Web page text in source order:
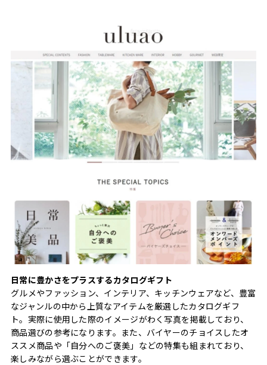
日常に豊かさをプラスするカタログギフト
グルメやファッション、インテリア、キッチンウェアなど、豊富
なジャンルの中から上質なアイテムを厳選したカタログギフ
ト。実際に使用した際のイメージがわく写真を掲載しており、
商品選びの参考になります。また、バイヤーのチョイスしたオ
ススメ商品や「自分へのご褒美」などの特集も組まれており、
楽しみながら選ぶことができます。